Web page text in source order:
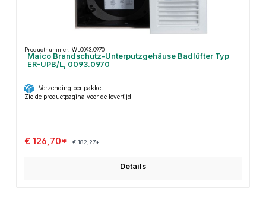
Productnummer: WL0093.0970
Maico Brandschutz-Unterputzgehäuse Badlüfter Typ
ER-UPB/L, 0093.0970
Verzending per pakket
Zie de productpagina voor de levertijd
€ 126,70* € 182,27*
Details